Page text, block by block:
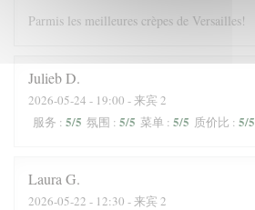
Parmis les meilleures crèpes de Versailles!
JuliebD
2026-05-24 - 19:00 - 来宾 2
服务 : 5/5 氛围 : 5/5 菜单 : 5/5 质价比 : 5/5
Laura G
2026-05-22 - 12:30 - 来宾 2